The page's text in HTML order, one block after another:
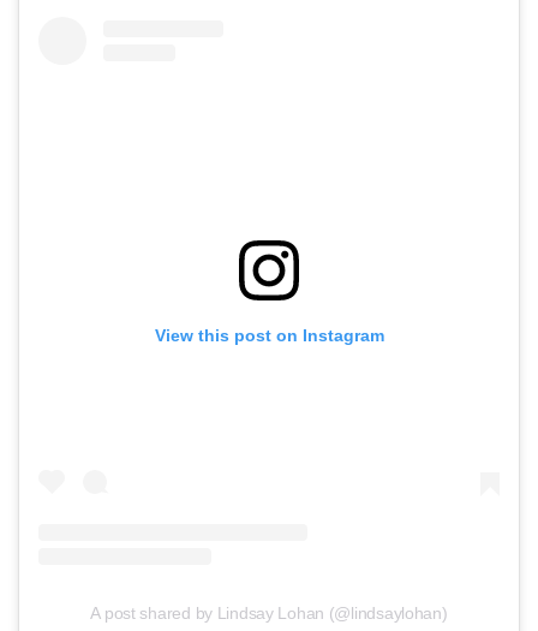
View this post on Instagram
A post shared by Lindsay Lohan (@lindsaylohan)